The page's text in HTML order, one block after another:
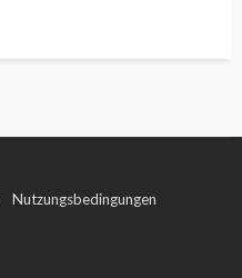
Nutzungsbedingungen